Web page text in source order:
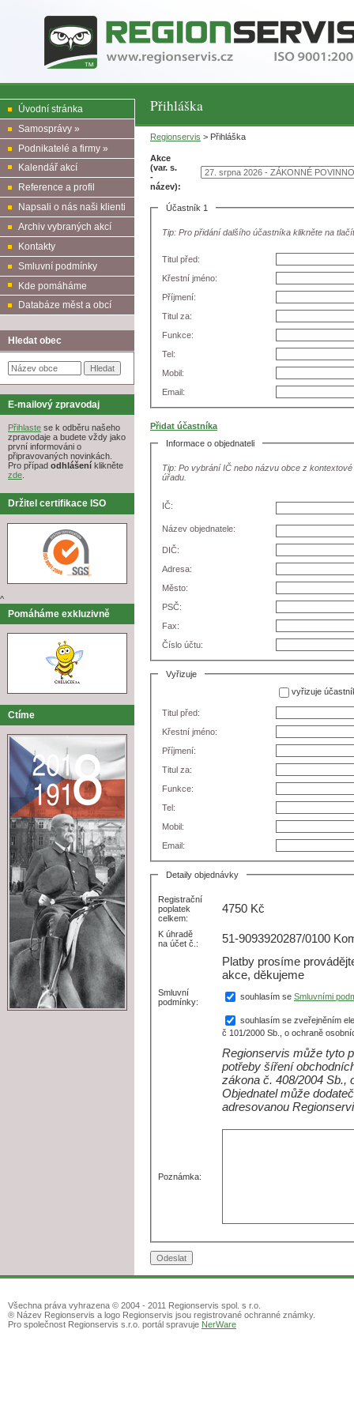
Přihláška
Úvodní stránka
Samosprávy »
Podnikatelé a firmy »
Kalendář akcí
Reference a profil
Napsali o nás naši klienti
Archiv vybraných akcí
Kontakty
Smluvní podmínky
Kde pomáháme
Databáze měst a obcí
Hledat obec
E-mailový zpravodaj
Přihlaste se k odběru našeho
zpravodaje a budete vždy jako
první informováni o
připravovaných novinkách.
Pro případ odhlášení klikněte
zde.
Držitel certifikace ISO
^
Pomáháme exkluzivně
Ctíme
Regionservis > Přihláška
Akce
(var. s.
-
název):
Účastník 1
Tip: Pro přidání dalšího účastníka klikněte na
Titul před:
Křestní jméno:
Příjmení:
Titul za:
Funkce:
Tel:
Mobil:
Email:
Přidat účastníka
Informace o objednateli
Tip: Po vybrání IČ nebo názvu obce z
úřadu.
IČ:
Název objednatele:
DIČ:
Adresa:
Město:
PSČ:
Fax:
Číslo účtu:
Vyřizuje
vyřizuje
Titul před:
Křestní jméno:
Příjmení:
Titul za:
Funkce:
Tel:
Mobil:
Email:
Detaily objednávky
Registrační
poplatek
celkem:
4750Kč
K úhradě
na účet č.:
51-9093920287/0100
Platby prosíme
akce, děkujeme
Smluvní
podmínky:
souhlasím se Smluvními
souhlasím se zveřejněním
č 101/2000 Sb., o ochraně
Regionservis může tyto
potřeby šíření
zákona č. 408/2004 Sb.,
Objednatel může
adresovanou
Poznámka:
Všechna práva vyhrazena © 2004 - 2011 Regionservis spol. s r.o.
® Název Regionservis a logo Regionservis jsou registrované ochranné známky.
Pro společnost Regionservis s.r.o. portál spravuje NerWare